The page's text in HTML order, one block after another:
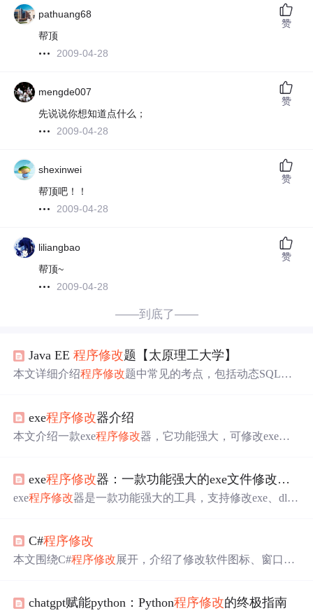
pathuang68
帮顶
2009-04-28
赞
mengde007
先说说你想知道点什么；
2009-04-28
赞
shexinwei
帮顶吧！！
2009-04-28
赞
liliangbao
帮顶~
2009-04-28
赞
——到底了——
Java EE程序修改题【太原理工大学】
本文详细介绍程序修改题中常见的考点，包括动态SQL的
exe程序修改器介绍
本文介绍一款exe程序修改器，它功能强大，可修改exe、dl
醒使用前了解风险，遵守法律法规。
exe程序修改器：一款功能强大的exe文件修改工具
exe程序修改器是一款功能强大的工具，支持修改exe、dll
且操作便捷，可用于软件定制化、汉化、问题修复等场
景。
C#程序修改
本文围绕C#程序修改展开，介绍了修改软件图标、窗口文
this.Text = “文本内容”实现。学习时间为2024年5月21日，
chatgpt赋能python：Python程序修改的终极指南